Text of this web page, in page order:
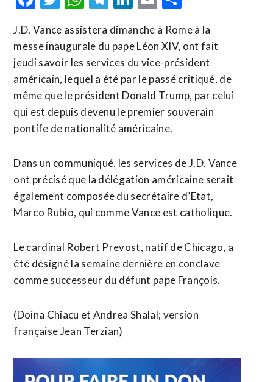
J.D. Vance assistera dimanche à Rome à la
messe inaugurale du pape Léon XIV, ont fait
jeudi savoir les services du vice-président
américain, lequel a été par le passé critiqué, de
même que le président Donald Trump, par celui
qui est depuis devenu le premier souverain
pontife de nationalité américaine.
Dans un communiqué, les services de J.D. Vance
ont précisé que la délégation américaine serait
également composée du secrétaire d’Etat,
Marco Rubio, qui comme Vance est catholique.
Le cardinal Robert Prevost, natif de Chicago, a
été désigné la semaine dernière en conclave
comme successeur du défunt pape François.
(Doina Chiacu et Andrea Shalal; version
française Jean Terzian)